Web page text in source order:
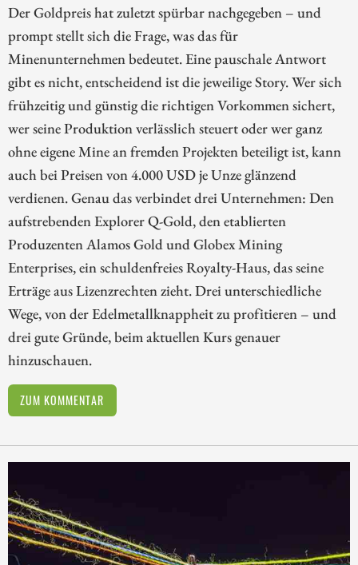
Der Goldpreis hat zuletzt spürbar nachgegeben – und
prompt stellt sich die Frage, was das für
Minenunternehmen bedeutet. Eine pauschale Antwort
gibt es nicht, entscheidend ist die jeweilige Story. Wer sich
frühzeitig und günstig die richtigen Vorkommen sichert,
wer seine Produktion verlässlich steuert oder wer ganz
ohne eigene Mine an fremden Projekten beteiligt ist, kann
auch bei Preisen von 4.000 USD je Unze glänzend
verdienen. Genau das verbindet drei Unternehmen: Den
aufstrebenden Explorer Q-Gold, den etablierten
Produzenten Alamos Gold und Globex Mining
Enterprises, ein schuldenfreies Royalty-Haus, das seine
Erträge aus Lizenzrechten zieht. Drei unterschiedliche
Wege, von der Edelmetallknappheit zu profitieren – und
drei gute Gründe, beim aktuellen Kurs genauer
hinzuschauen.
ZUM KOMMENTAR